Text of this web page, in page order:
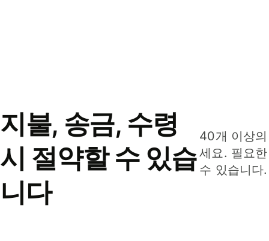
지불, 송금, 수령
시 절약할 수 있습
니다
40개 이상
세요. 필요
수 있습니다.